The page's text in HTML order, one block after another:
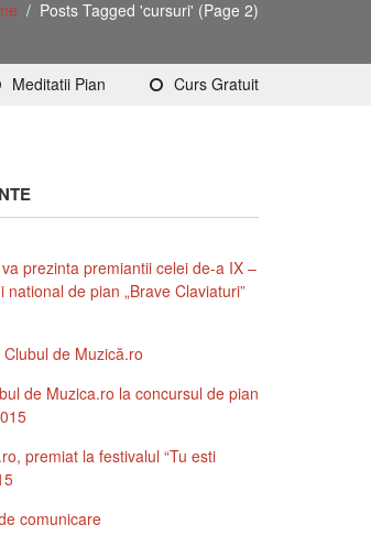
/ Posts Tagged 'cursuri' (Page 2)
Meditatii Pian Curs Gratuit
prezinta premiantii celei de-a IX –
de pian „Brave Claviaturi”
de Muzică.ro
de Muzica.ro la concursul de pian
premiat la festivalul “Tu esti
comunicare